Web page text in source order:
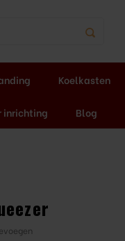
Koelkasten
inrichting Blog